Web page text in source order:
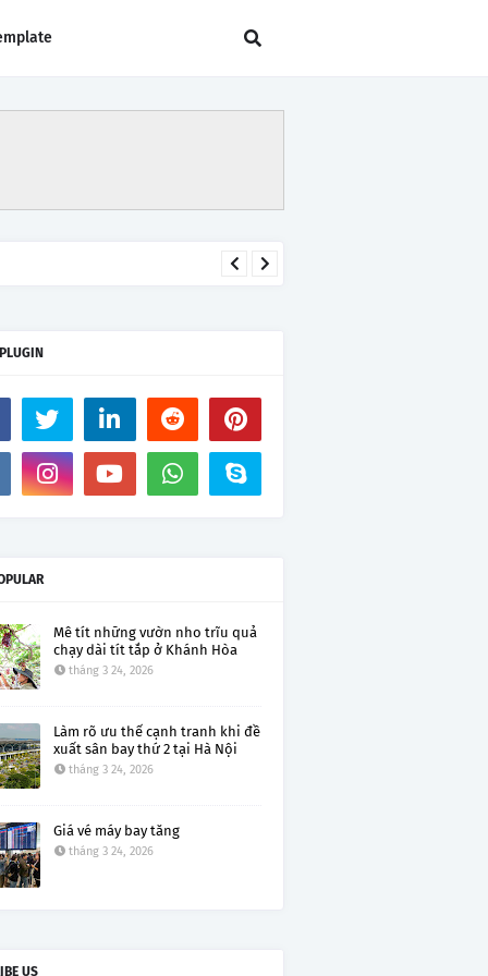
Mê tít những vườn nho trĩu quả
chạy dài tít tắp ở Khánh Hòa
tháng 3 24, 2026
Làm rõ ưu thế cạnh tranh khi đề
xuất sân bay thứ 2 tại Hà Nội
tháng 3 24, 2026
Giá vé máy bay tăng
tháng 3 24, 2026
US